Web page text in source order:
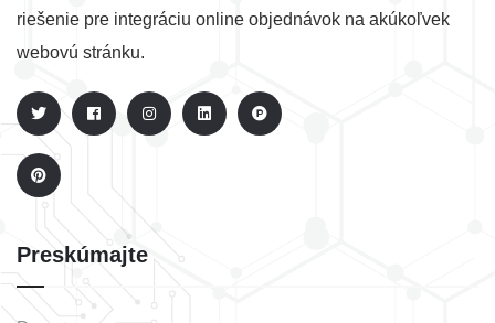
riešenie pre integráciu online objednávok na akúkoľvek
webovú stránku.
Preskúmajte